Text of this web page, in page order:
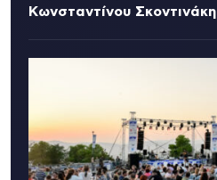
Κωνσταντίνου Σκοντινάκη